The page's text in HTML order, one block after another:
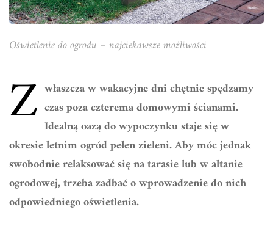
Oświetlenie do ogrodu – najciekawsze możliwości
Z właszcza w wakacyjne dni chętnie spędzamy
czas poza czterema domowymi ścianami.
Idealną oazą do wypoczynku staje się w
okresie letnim ogród pełen zieleni. Aby móc jednak
swobodnie relaksować się na tarasie lub w altanie
ogrodowej, trzeba zadbać o wprowadzenie do nich
odpowiedniego oświetlenia.